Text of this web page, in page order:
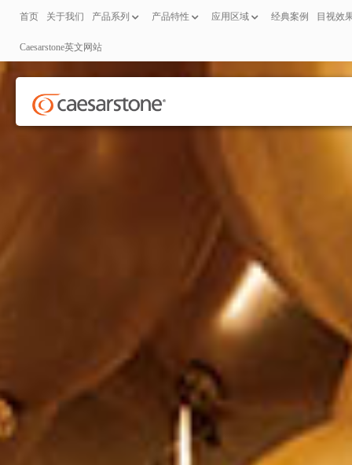
首页 关于我们 产品系列 产品特性 应用区域 经典案例 目视效
Caesarstone英文网站